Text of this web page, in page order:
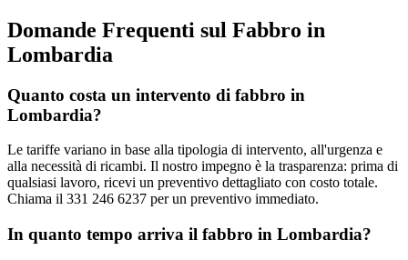
Domande Frequenti sul Fabbro in
Lombardia
Quanto costa un intervento di fabbro in
Lombardia?
Le tariffe variano in base alla tipologia di intervento, all'urgenza e
alla necessità di ricambi. Il nostro impegno è la trasparenza: prima di
qualsiasi lavoro, ricevi un preventivo dettagliato con costo totale.
Chiama il 331 246 6237 per un preventivo immediato.
In quanto tempo arriva il fabbro in Lombardia?